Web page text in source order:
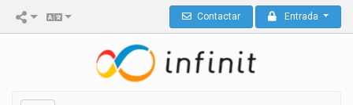
Contactar Entrada